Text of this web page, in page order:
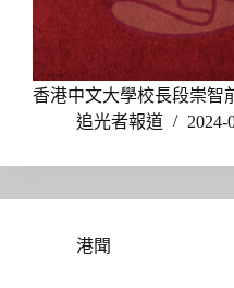
香港中文大學校長段崇智
追光者報道
2024-
港聞